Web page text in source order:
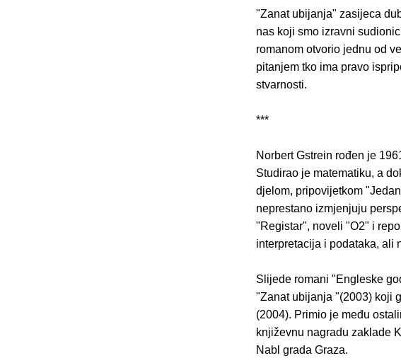
"Zanat ubijanja" zasijeca
nas koji smo izravni
romanom otvorio jednu od
pitanjem tko ima pravo
stvarnosti.
***
Norbert Gstrein rođen je
Studirao je matematiku, a
djelom, pripovijetkom
neprestano izmjenjuju
"Registar", noveli "O2" i
interpretacija i podataka, ali
Slijede romani "Engleske
"Zanat ubijanja "(2003) koji
(2004). Primio je među
književnu nagradu zaklade
Nabl grada Graza.